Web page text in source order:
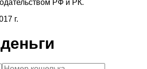
РФ и РК.
г.